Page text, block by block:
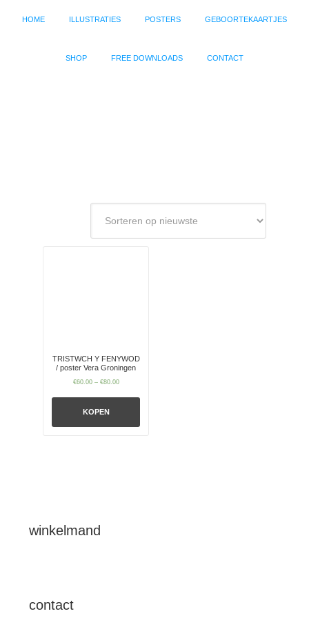
HOME ILLUSTRATIES POSTERS GEBOORTEKAARTJES
SHOP FREE DOWNLOADS CONTACT
TRISTWCH Y FENYWOD
/ poster Vera Groningen
€60.00– €80.00
KOPEN
winkelmand
contact